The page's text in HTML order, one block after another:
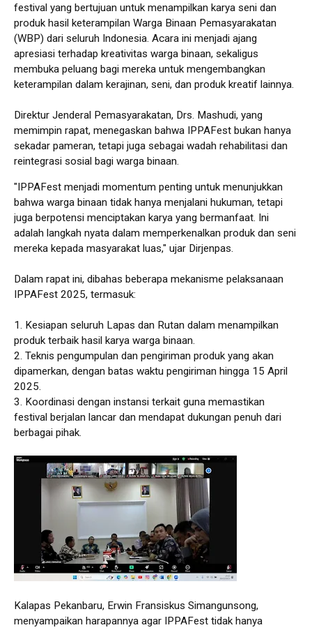
festival yang bertujuan untuk menampilkan karya seni dan
produk hasil keterampilan Warga Binaan Pemasyarakatan
(WBP) dari seluruh Indonesia. Acara ini menjadi ajang
apresiasi terhadap kreativitas warga binaan, sekaligus
membuka peluang bagi mereka untuk mengembangkan
keterampilan dalam kerajinan, seni, dan produk kreatif lainnya.
Direktur Jenderal Pemasyarakatan, Drs. Mashudi, yang
memimpin rapat, menegaskan bahwa IPPAFest bukan hanya
sekadar pameran, tetapi juga sebagai wadah rehabilitasi dan
reintegrasi sosial bagi warga binaan.
"IPPAFest menjadi momentum penting untuk menunjukkan
bahwa warga binaan tidak hanya menjalani hukuman, tetapi
juga berpotensi menciptakan karya yang bermanfaat. Ini
adalah langkah nyata dalam memperkenalkan produk dan seni
mereka kepada masyarakat luas," ujar Dirjenpas.
Dalam rapat ini, dibahas beberapa mekanisme pelaksanaan
IPPAFest 2025, termasuk:
1. Kesiapan seluruh Lapas dan Rutan dalam menampilkan
produk terbaik hasil karya warga binaan.
2. Teknis pengumpulan dan pengiriman produk yang akan
dipamerkan, dengan batas waktu pengiriman hingga 15 April
2025.
3. Koordinasi dengan instansi terkait guna memastikan
festival berjalan lancar dan mendapat dukungan penuh dari
berbagai pihak.
Kalapas Pekanbaru, Erwin Fransiskus Simangunsong,
menyampaikan harapannya agar IPPAFest tidak hanya